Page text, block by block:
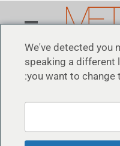
We've detected
speaking a
you want to